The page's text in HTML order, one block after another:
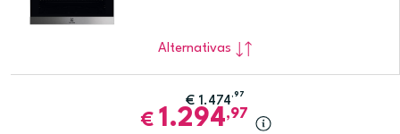
Alternativas
€ 1.474,97
€ 1.294,97